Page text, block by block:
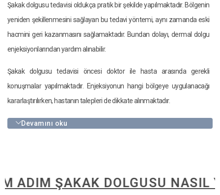
Şakak dolgusu tedavisi oldukça pratik bir şekilde yapılmaktadır. Bölgenin
yeniden şekillenmesini sağlayan bu tedavi yöntemi, aynı zamanda eski
hacmini geri kazanmasını sağlamaktadır. Bundan dolayı, dermal dolgu
enjeksiyonlarından yardım alınabilir.
Şakak dolgusu tedavisi öncesi doktor ile hasta arasında gerekli
konuşmalar yapılmaktadır. Enjeksiyonun hangi bölgeye uygulanacağı
kararlaştırılırken, hastanın talepleri de dikkate alınmaktadır.
Devamını oku
ŞAKAK DOLGUSU NASIL